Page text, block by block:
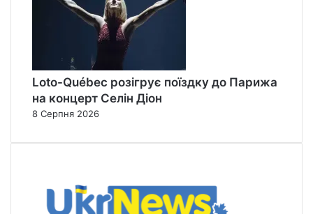
Loto-Québec розігрує поїздку до Парижа
на концерт Селін Діон
8 Серпня 2026